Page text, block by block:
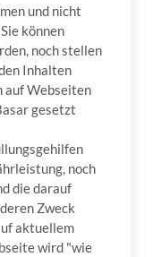
und nicht
können
noch stellen
Inhalten
auf Webseiten
gesetzt
noch
die darauf
Zweck
aktuellem
wird "wie